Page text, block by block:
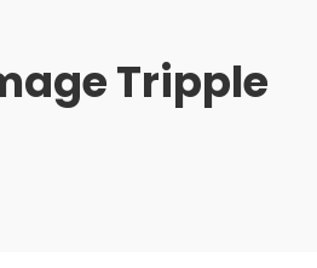
Tripple